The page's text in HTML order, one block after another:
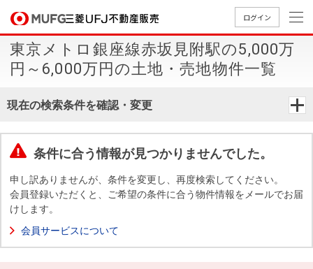
ログイン
買いたいTOP
中古
マン
築・
売りたいTOP
無
料
却
店舗案内TOP
店舗のご
案内（首
案内（名
案内（関
会社情報TOP
ごあいさ
つ
要
Way
採用情報TOP
新卒採用
情報
採用情報
買いたい
売りたい
店舗案内
会社情報
採用情報
東京メトロ銀座線赤坂見附駅の5,000万
円～6,000万円の土地・売地物件一覧
現在の検索条件を確認・変更
条件に合う情報が見つかりませんでした。
申し訳ありませんが、条件を変更し、再度検索してください。
会員登録いただくと、ご希望の条件に合う物件情報をメールでお届
けします。
会員サービスについて